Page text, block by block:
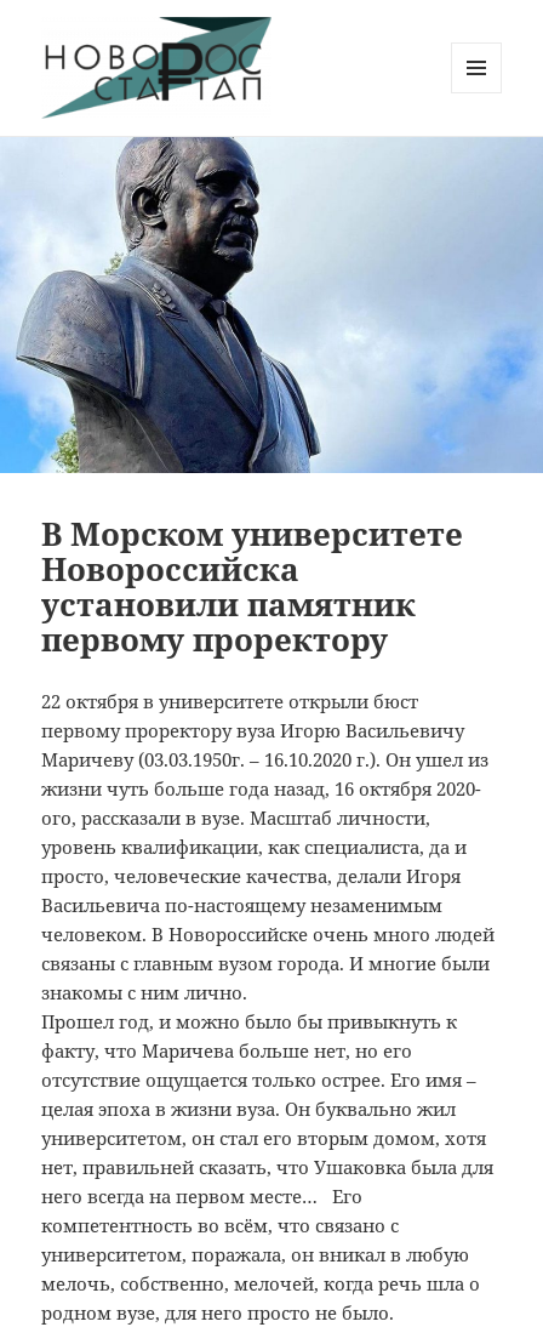
Новорос Стартап
ВИДЖЕТЫ
В Морском университете
Новороссийска
установили памятник
первому проректору
22 октября в университете открыли бюст
первому проректору вуза Игорю Васильевичу
Маричеву (03.03.1950г. – 16.10.2020 г.). Он ушел из
жизни чуть больше года назад, 16 октября 2020-
ого, рассказали в вузе. Масштаб личности,
уровень квалификации, как специалиста, да и
просто, человеческие качества, делали Игоря
Васильевича по-настоящему незаменимым
человеком. В Новороссийске очень много людей
связаны с главным вузом города. И многие были
знакомы с ним лично.
Прошел год, и можно было бы привыкнуть к
факту, что Маричева больше нет, но его
отсутствие ощущается только острее. Его имя –
целая эпоха в жизни вуза. Он буквально жил
университетом, он стал его вторым домом, хотя
нет, правильней сказать, что Ушаковка была для
него всегда на первом месте… Его
компетентность во всём, что связано с
университетом, поражала, он вникал в любую
мелочь, собственно, мелочей, когда речь шла о
родном вузе, для него просто не было.